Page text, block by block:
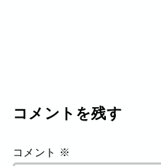
コメントを残す
コメント ※